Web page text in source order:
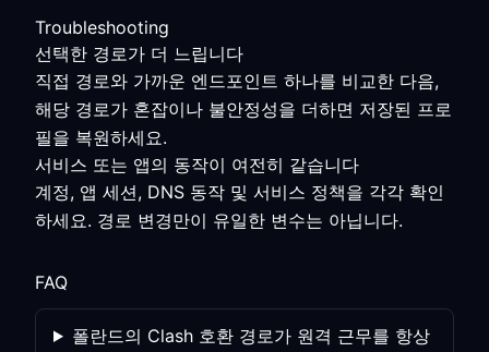
Troubleshooting
선택한 경로가 더 느립니다
직접 경로와 가까운 엔드포인트 하나를 비교한 다음,
해당 경로가 혼잡이나 불안정성을 더하면 저장된 프로
필을 복원하세요.
서비스 또는 앱의 동작이 여전히 같습니다
계정, 앱 세션, DNS 동작 및 서비스 정책을 각각 확인
하세요. 경로 변경만이 유일한 변수는 아닙니다.
FAQ
폴란드의 Clash 호환 경로가 원격 근무를 항상